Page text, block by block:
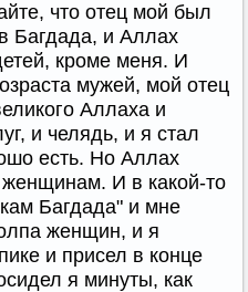
что отец мой был
Багдада, и Аллах
кроме меня. И
мужей, мой отец
Аллаха и
и челядь, и я стал
есть. Но Аллах
И в какой-то
Багдада" и мне
женщин, и я
и присел в конце
я минуты, как